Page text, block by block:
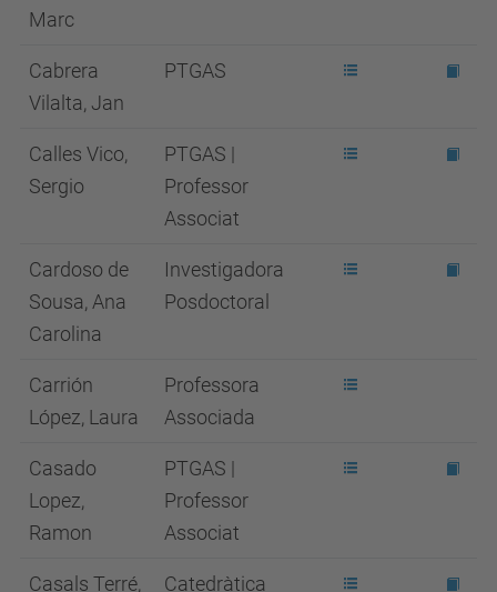
Marc
Cabrera
Vilalta, Jan
PTGAS
Calles Vico,
Sergio
PTGAS |
Professor
Associat
Cardoso de
Sousa, Ana
Carolina
Investigadora
Posdoctoral
Carrión
López, Laura
Professora
Associada
Casado
Lopez,
Ramon
PTGAS |
Professor
Associat
Casals Terré,
Catedràtica